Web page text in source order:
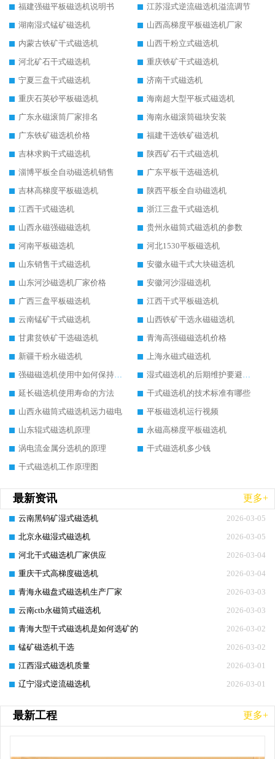
福建强磁平板磁选机说明书
江苏湿式逆流磁选机溢流调节
湖南湿式锰矿磁选机
山西高梯度平板磁选机厂家
内蒙古铁矿干式磁选机
山西干粉立式磁选机
河北矿石干式磁选机
重庆铁矿干式磁选机
宁夏三盘干式磁选机
济南干式磁选机
重庆石英砂平板磁选机
海南超大型平板式磁选机
广东永磁滚筒厂家排名
海南永磁滚筒磁块安装
广东铁矿磁选机价格
福建干选铁矿磁选机
吉林求购干式磁选机
陕西矿石干式磁选机
淄博平板全自动磁选机销售
广东平板干选磁选机
吉林高梯度平板磁选机
陕西平板全自动磁选机
江西干式磁选机
浙江三盘干式磁选机
山西永磁强磁磁选机
贵州永磁筒式磁选机的参数
河南平板磁选机
河北1530平板磁选机
山东销售干式磁选机
安徽永磁干式大块磁选机
山东河沙磁选机厂家价格
安徽河沙湿磁选机
广西三盘平板磁选机
江西干式平板磁选机
云南锰矿干式磁选机
山西铁矿干选永磁磁选机
甘肃贫铁矿干选磁选机
青海高强磁磁选机价格
新疆干粉永磁选机
上海永磁式磁选机
强磁磁选机使用中如何保持其顺畅运行
湿式磁选机的后期维护要避开哪些坑
延长磁选机使用寿命的方法
干式磁选机的技术标准有哪些
山西永磁筒式磁选机远力磁电
平板磁选机运行视频
山东辊式磁选机原理
永磁高梯度平板磁选机
涡电流金属分选机的原理
干式磁选机多少钱
干式磁选机工作原理图
最新资讯 更多+
2026-03-05
云南黑钨矿湿式磁选机
2026-03-05
北京永磁湿式磁选机
2026-03-04
河北干式磁选机厂家供应
2026-03-04
重庆干式高梯度磁选机
2026-03-03
青海永磁盘式磁选机生产厂家
2026-03-03
云南ctb永磁筒式磁选机
2026-03-02
青海大型干式磁选机是如何选矿的
2026-03-02
锰矿磁选机干选
2026-03-01
江西湿式磁选机质量
2026-03-01
辽宁湿式逆流磁选机
最新工程 更多+